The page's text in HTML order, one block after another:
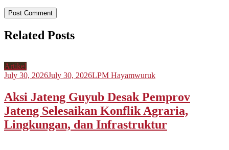
Related Posts
Artikel
July 30, 2026July 30, 2026LPM Hayamwuruk
Aksi Jateng Guyub Desak Pemprov
Jateng Selesaikan Konflik Agraria,
Lingkungan, dan Infrastruktur